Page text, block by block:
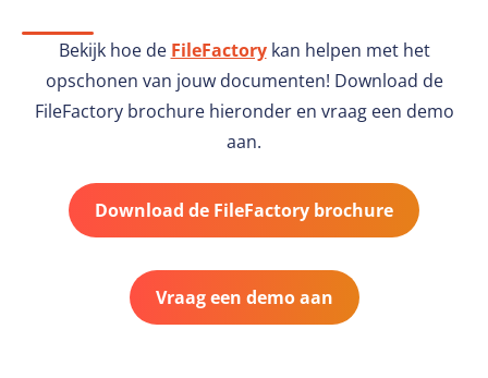
Bekijk hoe de FileFactorykan helpen met het
opschonen van jouw documenten! Download de
FileFactory brochure hieronder en vraag een demo
aan.
Download de FileFactory brochure
Vraag een demo aan